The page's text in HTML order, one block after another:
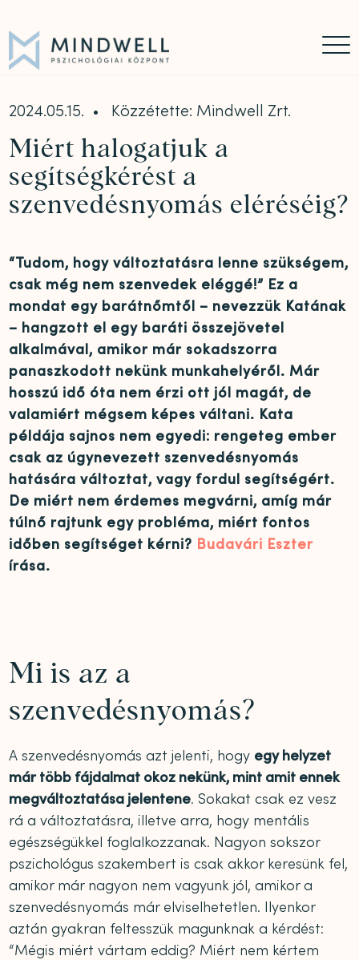
2024.05.15. Közzétette: Mindwell Zrt.
Miért halogatjuk a
segítségkérést a
szenvedésnyomás eléréséig?
“Tudom, hogy változtatásra lenne szükségem,
csak még nem szenvedek eléggé!” Ez a
mondat egy barátnőmtől – nevezzük Katának
– hangzott el egy baráti összejövetel
alkalmával, amikor már sokadszorra
panaszkodott nekünk munkahelyéről. Már
hosszú idő óta nem érzi ott jól magát, de
valamiért mégsem képes váltani. Kata
példája sajnos nem egyedi: rengeteg ember
csak az úgynevezett szenvedésnyomás
hatására változtat, vagy fordul segítségért.
De miért nem érdemes megvárni, amíg már
túlnő rajtunk egy probléma, miért fontos
időben segítséget kérni? Budavári Eszter
írása.
Mi is az a
szenvedésnyomás?
A szenvedésnyomás azt jelenti, hogy egy helyzet
már több fájdalmat okoz nekünk, mint amit ennek
megváltoztatása jelentene. Sokakat csak ez vesz
rá a változtatásra, illetve arra, hogy mentális
egészségükkel foglalkozzanak. Nagyon sokszor
pszichológus szakembert is csak akkor keresünk fel,
amikor már nagyon nem vagyunk jól, amikor a
szenvedésnyomás már elviselhetetlen. Ilyenkor
aztán gyakran feltesszük magunknak a kérdést:
“Mégis miért vártam eddig? Miért nem kértem